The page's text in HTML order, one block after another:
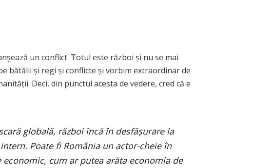
un conflict. Totul este război și nu se mai
bătălii și regi și conflicte și vorbim extraordinar de
Deci, din punctul acesta de vedere, cred că e
globală, război încă în desfășurare la
Poate fi România un actor-cheie în
cum ar putea arăta economia de